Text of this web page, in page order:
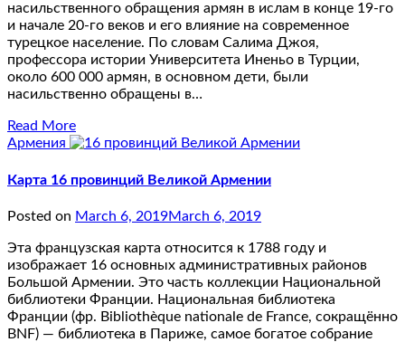
насильственного обращения армян в ислам в конце 19-го
и начале 20-го веков и его влияние на современное
турецкое население. По словам Салима Джоя,
профессора истории Университета Иненьо в Турции,
около 600 000 армян, в основном дети, были
насильственно обращены в…
Read More
Армения
Карта 16 провинций Великой Армении
Posted on March 6, 2019March 6, 2019
Эта французская карта относится к 1788 году и
изображает 16 основных административных районов
Большой Армении. Это часть коллекции Национальной
библиотеки Франции. Национальная библиотека
Франции (фр. Bibliothèque nationale de France, сокращённо
BNF) — библиотека в Париже, самое богатое собрание